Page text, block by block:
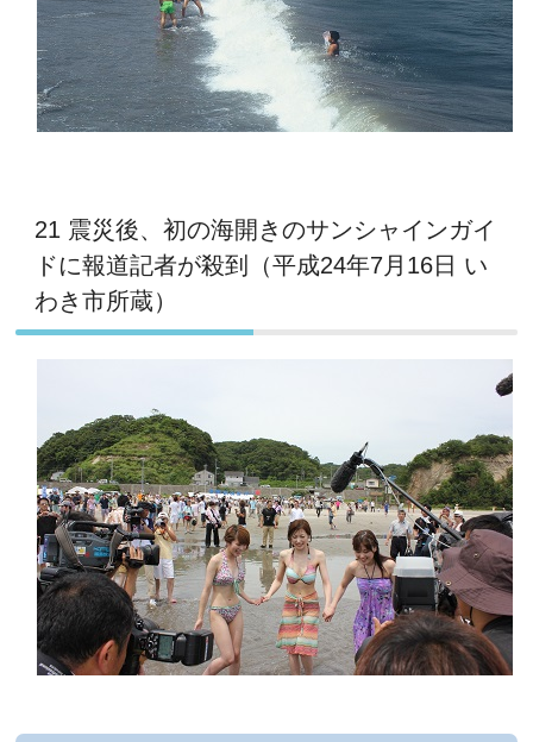
21 震災後、初の海開きのサンシャインガイ
ドに報道記者が殺到（平成24年7月16日 い
わき市所蔵）